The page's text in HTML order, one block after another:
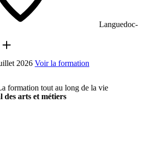
Languedoc-
2026 Voir la formation
formation tout au long de la vie
des arts et métiers